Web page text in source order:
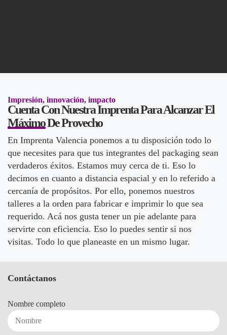
Impresión, innovación, impacto
Cuenta Con Nuestra Imprenta Para Alcanzar El
Máximo De Provecho
En Imprenta Valencia ponemos a tu disposición todo lo
que necesites para que tus integrantes del packaging sean
verdaderos éxitos. Estamos muy cerca de ti. Eso lo
decimos en cuanto a distancia espacial y en lo referido a
cercanía de propósitos. Por ello, ponemos nuestros
talleres a la orden para fabricar e imprimir lo que sea
requerido. Acá nos gusta tener un pie adelante para
servirte con eficiencia. Eso lo puedes sentir si nos
visitas. Todo lo que planeaste en un mismo lugar.
Contáctanos
Nombre completo